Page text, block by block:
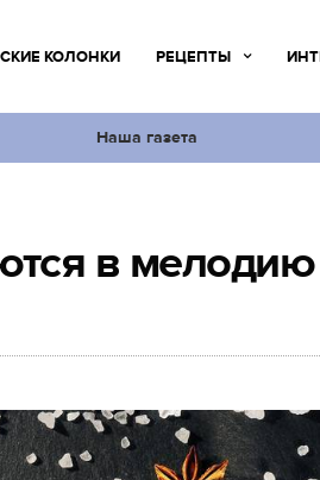
КОЛОНКИ РЕЦЕПТЫ
Наша газета
в мелодию